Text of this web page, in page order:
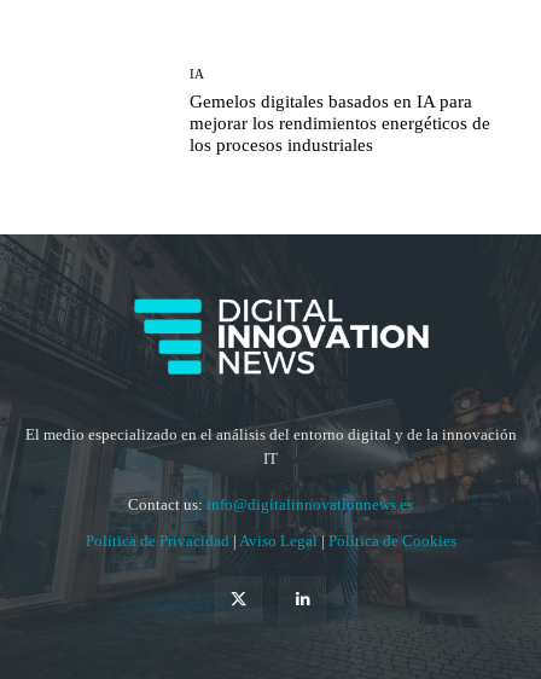
IA
Gemelos digitales basados en IA para
mejorar los rendimientos energéticos de
los procesos industriales
El medio especializado en el análisis del entorno digital y de la innovación
IT
Contact us: info@digitalinnovationnews.es
Política de Privacidad | Aviso Legal | Política de Cookies